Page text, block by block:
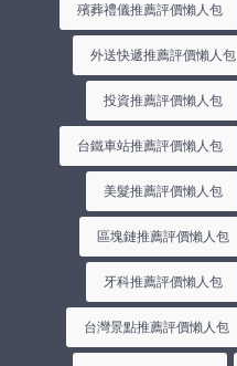
殯葬禮儀推薦評價懶人包
外送快遞推薦評價懶人包
投資推薦評價懶人包
台鐵車站推薦評價懶人包
美髮推薦評價懶人包
區塊鏈推薦評價懶人包
牙科推薦評價懶人包
台灣景點推薦評價懶人包